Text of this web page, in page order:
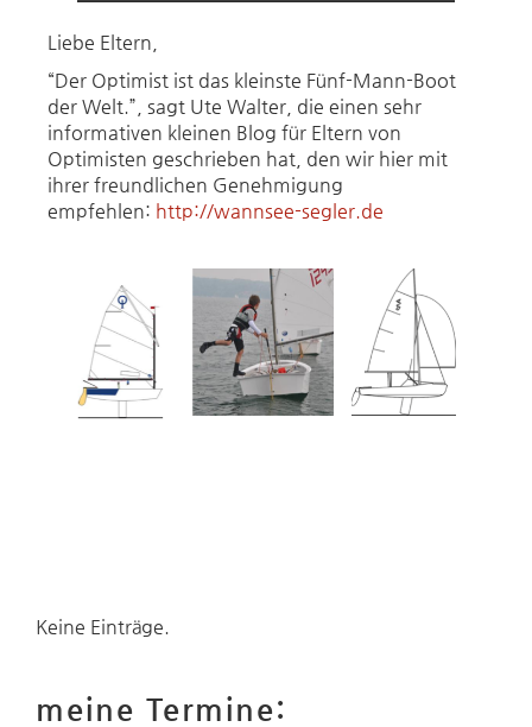
Liebe Eltern,
“Der Optimist ist das kleinste Fünf-Mann-Boot
der Welt.”, sagt Ute Walter, die einen sehr
informativen kleinen Blog für Eltern von
Optimisten geschrieben hat, den wir hier mit
ihrer freundlichen Genehmigung
empfehlen: http://wannsee-segler.de
Keine Einträge.
meine Termine: